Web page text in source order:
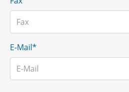
E-Mail*